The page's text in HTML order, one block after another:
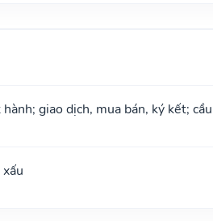
giao dịch, mua bán, ký kết;